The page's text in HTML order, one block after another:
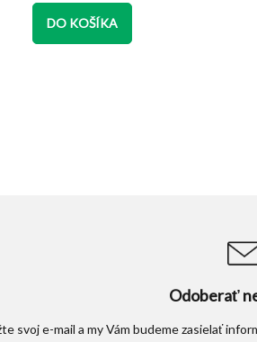
5
DO KOŠÍKA
Odoberať
svoj e-mail a my Vám budeme zasielať